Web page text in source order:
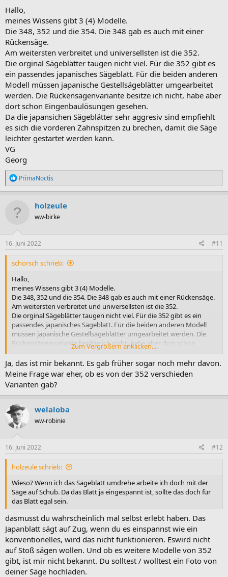
Hallo,
meines Wissens gibt 3 (4) Modelle.
Die 348, 352 und die 354. Die 348 gab es auch mit einer
Rückensäge.
Am weitersten verbreitet und universellsten ist die 352.
Die orginal Sägeblätter taugen nicht viel. Für die 352 gibt es
ein passendes japanisches Sägeblatt. Für die beiden anderen
Modell müssen japanische Gestellsägeblätter umgearbeitet
werden. Die Rückensägenvariante besitze ich nicht, habe aber
dort schon Eingenbaulösungen gesehen.
Da die japansichen Sägeblätter sehr aggresiv sind empfiehlt
es sich die vorderen Zahnspitzen zu brechen, damit die Säge
leichter gestartet werden kann.
VG
Georg
R
e
a
t
n
e
:
PrimaNoctis
holzeule
ww-birke
16. Juni 2022 #11
schorsch schrieb:
Hallo,
meines Wissens gibt 3 (4) Modelle.
Die 348, 352 und die 354. Die 348 gab es auch mit einer Rückensäge.
Am weitersten verbreitet und universellsten ist die 352.
Die orginal Sägeblätter taugen nicht viel. Für die 352 gibt es ein
passendes japanisches Sägeblatt. Für die beiden anderen Modell
müssen japanische Gestellsägeblätter umgearbeitet werden. Die
Rückensägenvariante besitze ich nicht, habe aber dort schon
Eingenbaulösungen gesehen.
Da die japansichen Sägeblätter sehr aggresiv sind empfiehlt es sich
die vorderen Zahnspitzen zu brechen, damit die Säge leichter
gestartet werden kann.
VG
Georg
Zum Vergrößern anklicken....
Ja, das ist mir bekannt. Es gab früher sogar noch mehr davon.
Meine Frage war eher, ob es von der 352 verschieden
Varianten gab?
welaloba
ww-robinie
16. Juni 2022 #12
holzeule schrieb:
Wieso? Wenn ich das Sägeblatt umdrehe arbeite ich doch mit der
Säge auf Schub. Da das Blatt ja eingespannt ist, sollte das doch für
das Blatt egal sein.
dasmusst du wahrscheinlich mal selbst erlebt haben. Das
Japanblatt sägt auf Zug, wenn du es einspannst wie ein
konventionelles, wird das nicht funktionieren. Eswird nicht
auf Stoß sägen wollen. Und ob es weitere Modelle von 352
gibt, ist mir nicht bekannt. Du solltest / wolltest ein Foto von
deiner Säge hochladen.